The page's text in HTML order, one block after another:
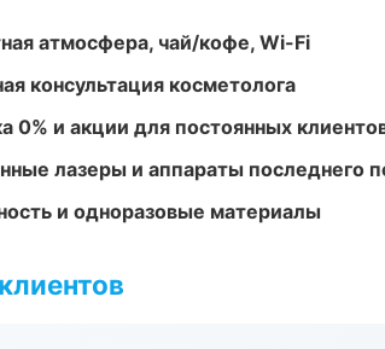
атмосфера, чай/кофе, Wi-Fi
консультация косметолога
0% и акции для постоянных
лазеры и аппараты последнего
и одноразовые материалы